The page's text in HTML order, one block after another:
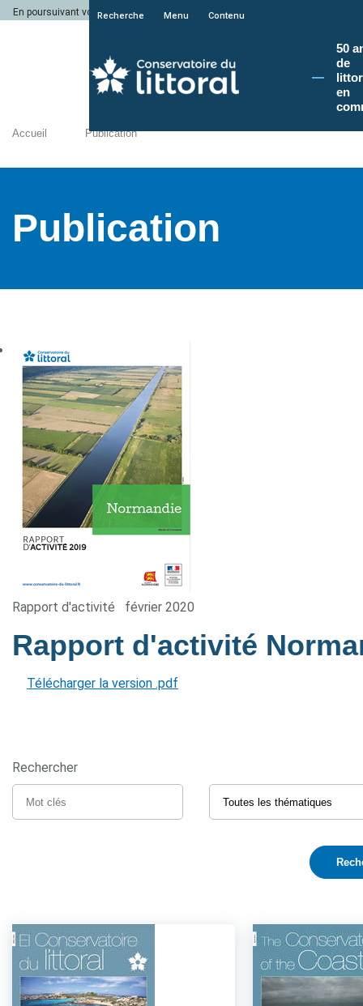
En poursuivant votre navigation sur le site du Conservatoire du littoral, vous
Recherche Menu Contenu
50
de
en
Accueil Publication
Publication
Rapport d'activité février 2020
Rapport d'activité
Télécharger la version .pdf
Rechercher